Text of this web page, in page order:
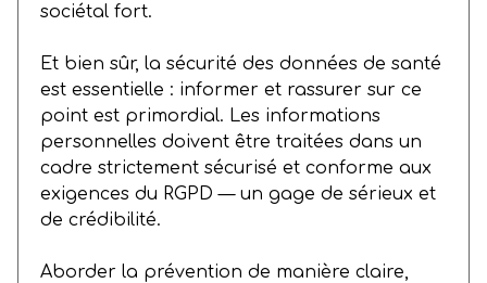
sociétal fort.
Et bien sûr, la sécurité des données de santé
est essentielle : informer et rassurer sur ce
point est primordial. Les informations
personnelles doivent être traitées dans un
cadre strictement sécurisé et conforme aux
exigences du RGPD — un gage de sérieux et
de crédibilité.
Aborder la prévention de manière claire,